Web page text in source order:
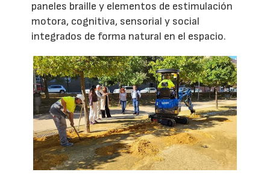
paneles braille y elementos de estimulación
motora, cognitiva, sensorial y social
integrados de forma natural en el espacio.